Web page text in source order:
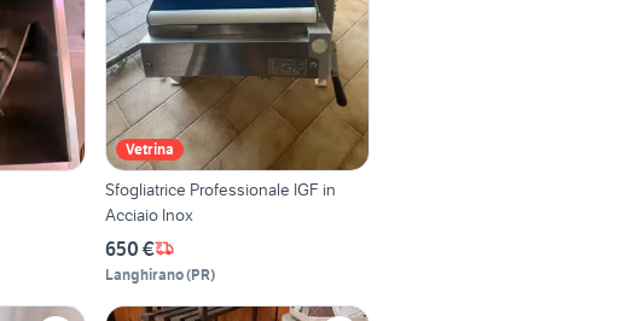
Vetrina
Sfogliatrice Professionale IGF in
Acciaio Inox
650 €
Langhirano(PR)